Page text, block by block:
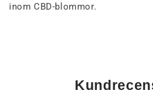
inom CBD-blommor.